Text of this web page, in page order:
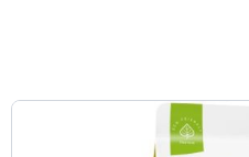
Przejdź